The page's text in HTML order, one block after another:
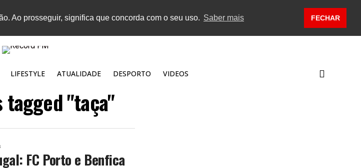
Ao prosseguir, significa que concorda com o seu uso. Saber mais FECHAR
LIFESTYLE ATUALIDADE DESPORTO VIDEOS
tagged "taça"
FC Porto e Benfica